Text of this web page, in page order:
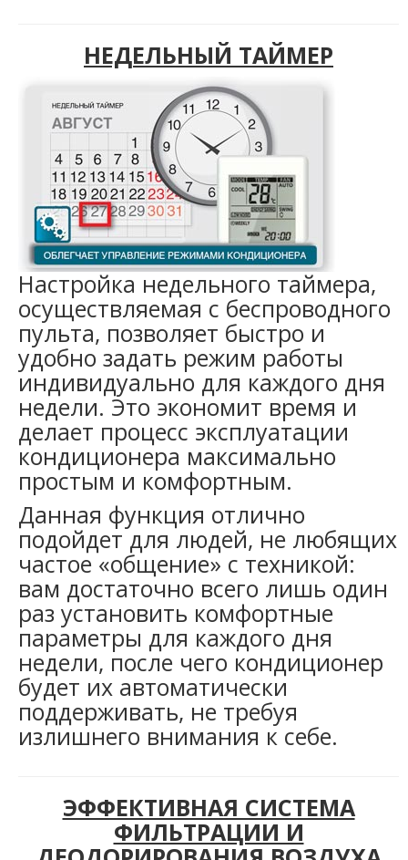
НЕДЕЛЬНЫЙ ТАЙМЕР
Настройка недельного таймера,
осуществляемая с беспроводного
пульта, позволяет быстро и
удобно задать режим работы
индивидуально для каждого дня
недели. Это экономит время и
делает процесс эксплуатации
кондиционера максимально
простым и комфортным.
Данная функция отлично
подойдет для людей, не любящих
частое «общение» с техникой:
вам достаточно всего лишь один
раз установить комфортные
параметры для каждого дня
недели, после чего кондиционер
будет их автоматически
поддерживать, не требуя
излишнего внимания к себе.
ЭФФЕКТИВНАЯ СИСТЕМА
ФИЛЬТРАЦИИ И